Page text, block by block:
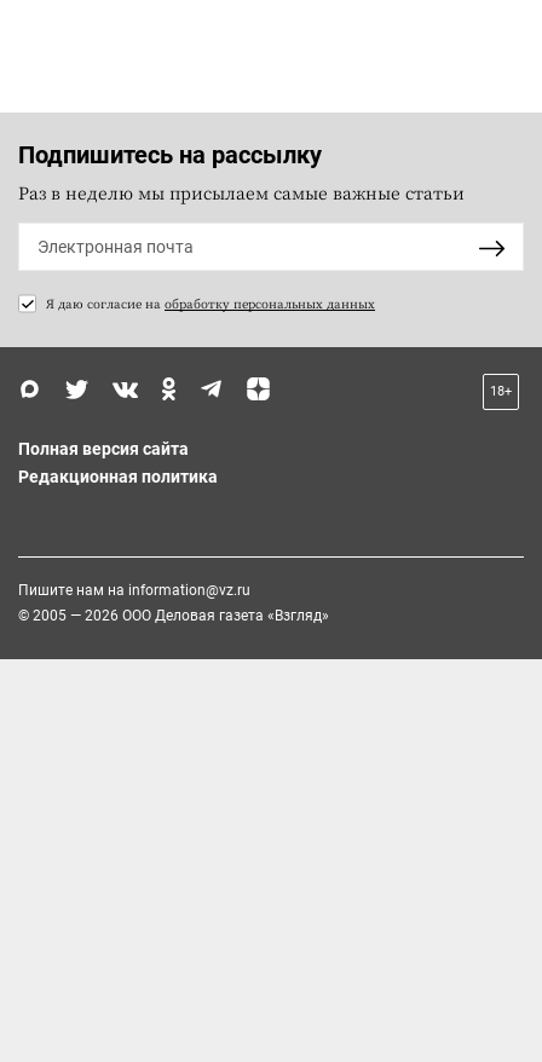
Подпишитесь на рассылку
Раз в неделю мы присылаем самые важные статьи
Я даю согласие на обработку персональных данных
18+
Полная версия сайта
Редакционная политика
Пишите нам на information@vz.ru
© 2005 — 2026 ООО Деловая газета «Взгляд»